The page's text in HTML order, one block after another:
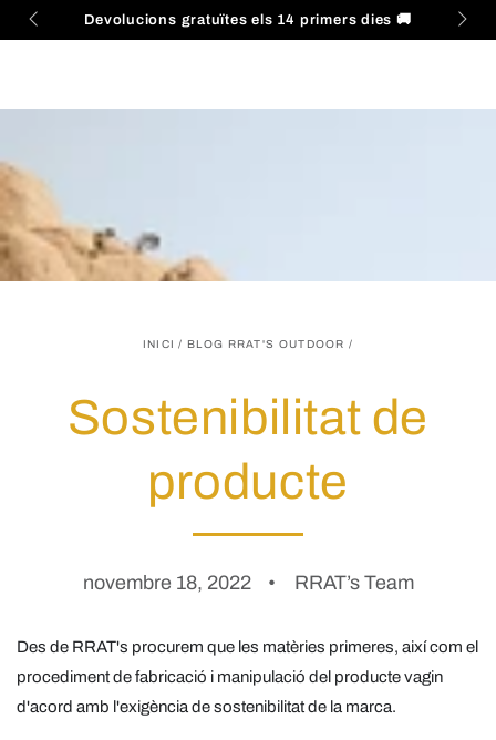
IR AL
CONTENIDO
📦 Devolucions gratuïtes els 14 primers dies 🚚
INICI / BLOG RRAT'S OUTDOOR /
Sostenibilitat de
producte
novembre 18, 2022 RRAT’s Team
Des de RRAT's procurem que les matèries primeres, així com el
procediment de fabricació i manipulació del producte vagin
d'acord amb l'exigència de sostenibilitat de la marca.